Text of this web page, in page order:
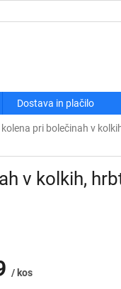
Dostava in plačilo
pri bolečinah v
v kolkih,
/ kos